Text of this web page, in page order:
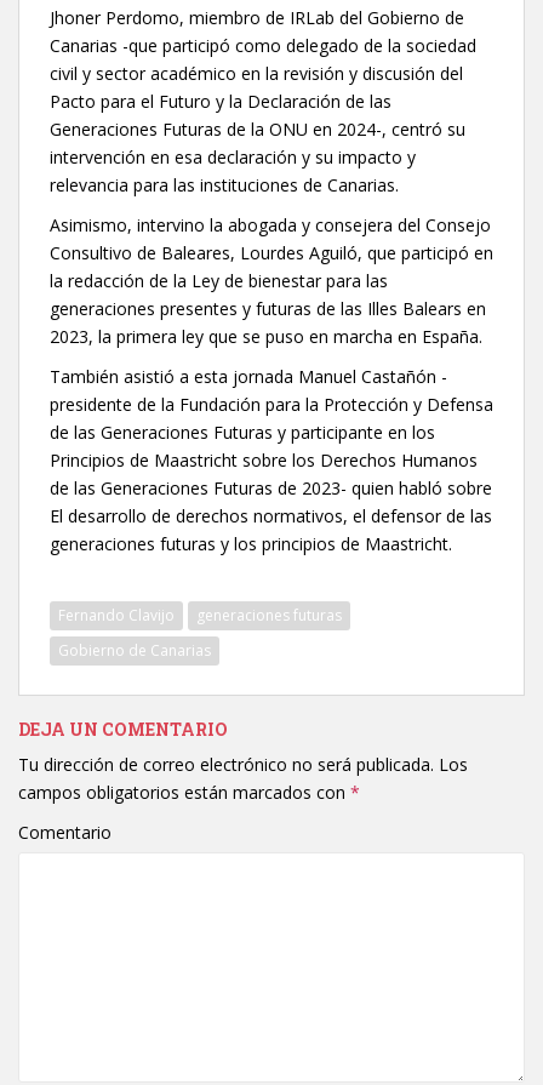
Jhoner Perdomo, miembro de IRLab del Gobierno de
Canarias -que participó como delegado de la sociedad
civil y sector académico en la revisión y discusión del
Pacto para el Futuro y la Declaración de las
Generaciones Futuras de la ONU en 2024-, centró su
intervención en esa declaración y su impacto y
relevancia para las instituciones de Canarias.
Asimismo, intervino la abogada y consejera del Consejo
Consultivo de Baleares, Lourdes Aguiló, que participó en
la redacción de la Ley de bienestar para las
generaciones presentes y futuras de las Illes Balears en
2023, la primera ley que se puso en marcha en España.
También asistió a esta jornada Manuel Castañón -
presidente de la Fundación para la Protección y Defensa
de las Generaciones Futuras y participante en los
Principios de Maastricht sobre los Derechos Humanos
de las Generaciones Futuras de 2023- quien habló sobre
El desarrollo de derechos normativos, el defensor de las
generaciones futuras y los principios de Maastricht.
Fernando Clavijo
generaciones futuras
Gobierno de Canarias
DEJA UN COMENTARIO
Tu dirección de correo electrónico no será publicada. Los
campos obligatorios están marcados con *
Comentario